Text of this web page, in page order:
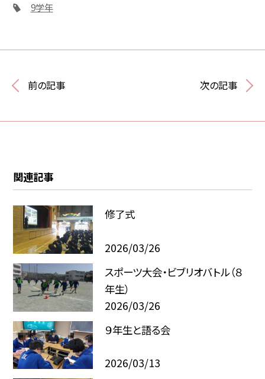
9学年
前の記事 次の記事
関連記事
修了式
2026/03/26
スポーツ大会・ビブリオバトル（８
年生）
2026/03/26
９年生と語る会
2026/03/13